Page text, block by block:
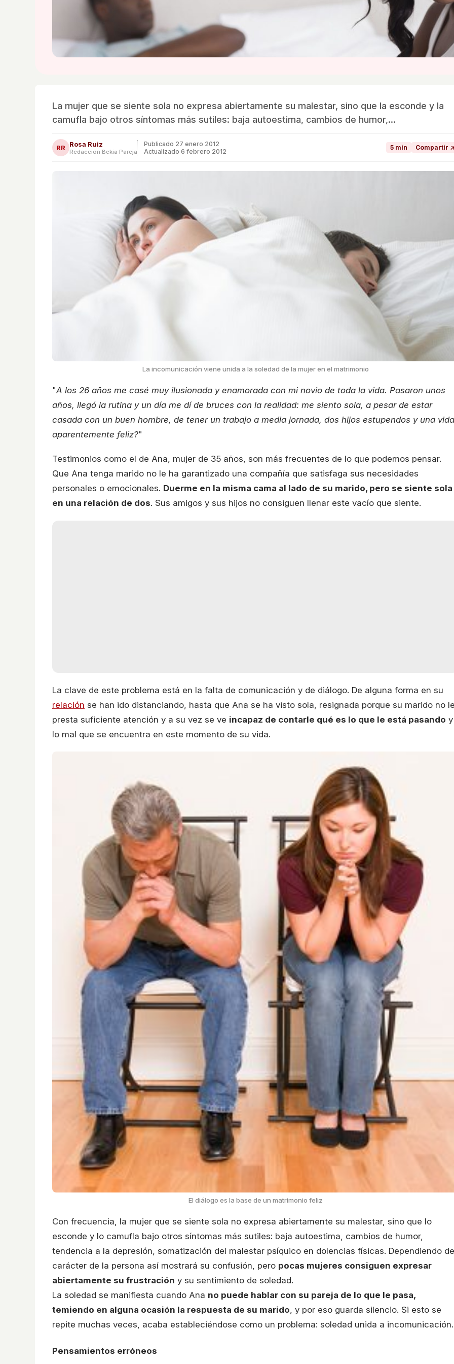
La mujer que se siente sola no expresa abiertamente su malestar, sino que la esconde y la
camufla bajo otros síntomas más sutiles: baja autoestima, cambios de humor,...
RR Rosa Ruiz
Redacción Bekia Pareja
Publicado 27 enero 2012
Actualizado 6 febrero 2012
5 min Compartir ↗
La incomunicación viene unida a la soledad de la mujer en el matrimonio
"A los 26 años me casé muy ilusionada y enamorada con mi novio de toda la vida. Pasaron unos
años, llegó la rutina y un día me dí de bruces con la realidad: me siento sola, a pesar de estar
casada con un buen hombre, de tener un trabajo a media jornada, dos hijos estupendos y una vida
aparentemente feliz?"
Testimonios como el de Ana, mujer de 35 años, son más frecuentes de lo que podemos pensar.
Que Ana tenga marido no le ha garantizado una compañía que satisfaga sus necesidades
personales o emocionales. Duerme en la misma cama al lado de su marido, pero se siente sola
en una relación de dos. Sus amigos y sus hijos no consiguen llenar este vacío que siente.
La clave de este problema está en la falta de comunicación y de diálogo. De alguna forma en su
relación se han ido distanciando, hasta que Ana se ha visto sola, resignada porque su marido no
presta suficiente atención y a su vez se ve incapaz de contarle qué es lo que le está pasando y
lo mal que se encuentra en este momento de su vida.
El diálogo es la base de un matrimonio feliz
Con frecuencia, la mujer que se siente sola no expresa abiertamente su malestar, sino que lo
esconde y lo camufla bajo otros síntomas más sutiles: baja autoestima, cambios de humor,
tendencia a la depresión, somatización del malestar psíquico en dolencias físicas. Dependiendo
carácter de la persona así mostrará su confusión, pero pocas mujeres consiguen expresar
abiertamente su frustración y su sentimiento de soledad.
La soledad se manifiesta cuando Ana no puede hablar con su pareja de lo que le pasa,
temiendo en alguna ocasión la respuesta de su marido, y por eso guarda silencio. Si esto se
repite muchas veces, acaba estableciéndose como un problema: soledad unida a incomunicación.
Pensamientos erróneos